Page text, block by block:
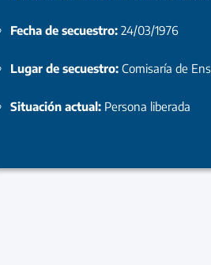
Fecha de secuestro:24/03/1976
Lugar de secuestro:Comisaría de
Situación actual: Persona liberada